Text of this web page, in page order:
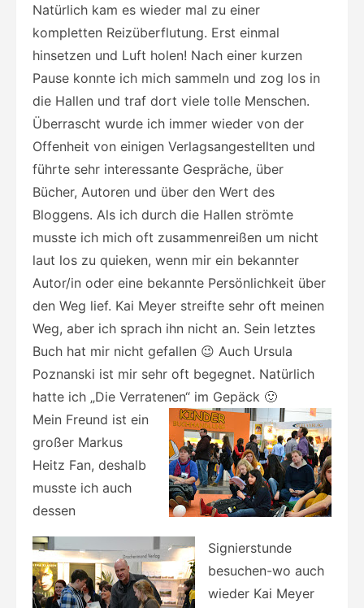
Natürlich kam es wieder mal zu einer
kompletten Reizüberflutung. Erst einmal
hinsetzen und Luft holen! Nach einer kurzen
Pause konnte ich mich sammeln und zog los in
die Hallen und traf dort viele tolle Menschen.
Überrascht wurde ich immer wieder von der
Offenheit von einigen Verlagsangestellten und
führte sehr interessante Gespräche, über
Bücher, Autoren und über den Wert des
Bloggens. Als ich durch die Hallen strömte
musste ich mich oft zusammenreißen um nicht
laut los zu quieken, wenn mir ein bekannter
Autor/in oder eine bekannte Persönlichkeit über
den Weg lief. Kai Meyer streifte sehr oft meinen
Weg, aber ich sprach ihn nicht an. Sein letztes
Buch hat mir nicht gefallen 😉 Auch Ursula
Poznanski ist mir sehr oft begegnet. Natürlich
hatte ich „Die Verratenen“ im Gepäck 🙂
Mein Freund ist ein
großer Markus
Heitz Fan, deshalb
musste ich auch
dessen
Signierstunde
besuchen-wo auch
wieder Kai Meyer